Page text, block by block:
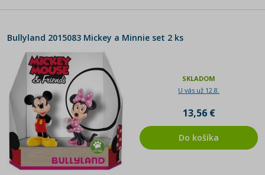
Bullyland 2015083 Mickey a Minnie set 2 ks
SKLADOM
U vás už 12.8.
13,56 €
Do košíka